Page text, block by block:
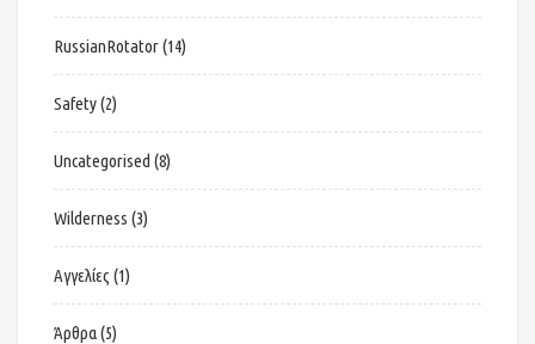
RussianRotator(14)
Safety(2)
Uncategorised (8)
Wilderness (3)
Αγγελίες (1)
Άρθρα(5)